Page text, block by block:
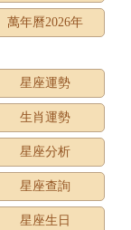
萬年曆2026年
星座運勢
生肖運勢
星座分析
星座查詢
星座生日